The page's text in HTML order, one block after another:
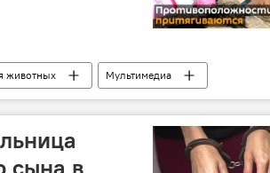
животных Мультимедиа